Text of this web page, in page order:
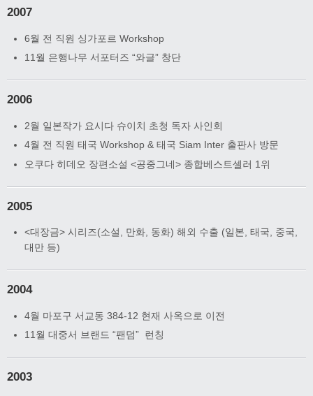
2007
6월 전 직원 싱가포르 Workshop
11월 은행나무 서포터즈 “와글” 창단
2006
2월 일본작가 요시다 슈이치 초청 독자 사인회
4월 전 직원 태국 Workshop & 태국 Siam Inter 출판사 방문
오쿠다 히데오 장편소설 <공중그네> 종합베스트셀러 1위
2005
<대장금> 시리즈(소설, 만화, 동화) 해외 수출 (일본, 태국, 중국,
대만 등)
2004
4월 마포구 서교동 384-12 현재 사옥으로 이전
11월 대중서 브랜드 “팬덤” 런칭
2003